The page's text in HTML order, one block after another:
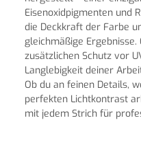
Eisenoxidpigmenten und
die Deckkraft der Farbe
gleichmäßige
zusätzlichen Schutz vor
Langlebigkeit deiner
Ob du an feinen Details,
perfekten Lichtkontrast
mit jedem Strich für